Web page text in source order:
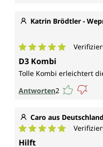
Katrin Brödtler -
Durchschnittliche
D3 Kombi
Tolle Kombi erleichtert
Antworten2
Caro aus Deutschland
Durchschnittliche
Hilft